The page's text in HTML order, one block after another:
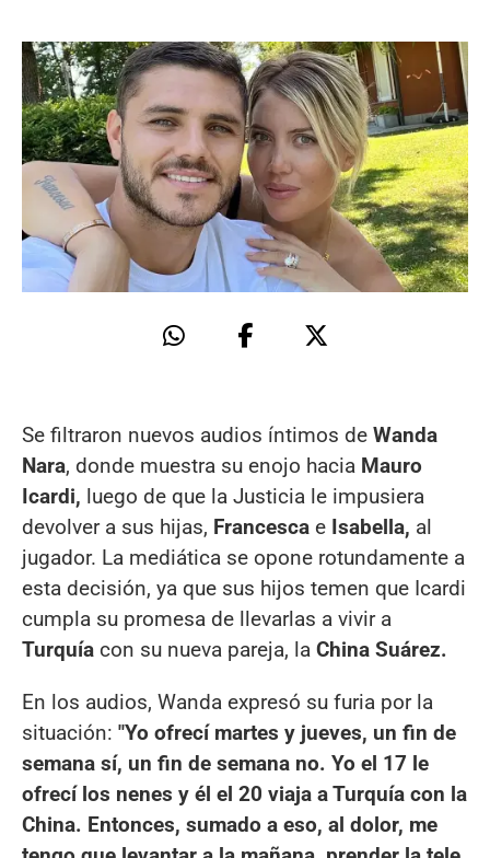
Se filtraron nuevos audios íntimos de Wanda
Nara, donde muestra su enojo hacia Mauro
Icardi, luego de que la Justicia le impusiera
devolver a sus hijas, Francesca e Isabella, al
jugador. La mediática se opone rotundamente a
esta decisión, ya que sus hijos temen que Icardi
cumpla su promesa de llevarlas a vivir a
Turquía con su nueva pareja, la China Suárez.
En los audios, Wanda expresó su furia por la
situación: "Yo ofrecí martes y jueves, un fin de
semana sí, un fin de semana no. Yo el 17 le
ofrecí los nenes y él el 20 viaja a Turquía con la
China. Entonces, sumado a eso, al dolor, me